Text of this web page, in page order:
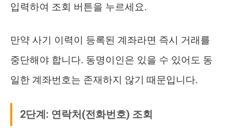
입력하여 조회 버튼을 누르세요.
만약 사기 이력이 등록된 계좌라면 즉시 거래를
중단해야 합니다. 동명이인은 있을 수 있어도 동
일한 계좌번호는 존재하지 않기 때문입니다.
2단계: 연락처(전화번호) 조회